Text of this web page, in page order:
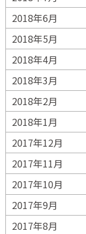
2018年6月
2018年5月
2018年4月
2018年3月
2018年2月
2018年1月
2017年12月
2017年11月
2017年10月
2017年9月
2017年8月